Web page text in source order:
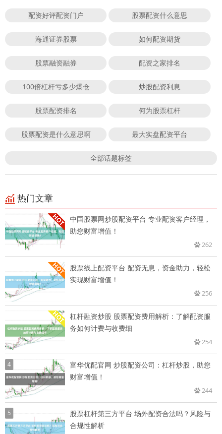
配资好评配资门户 股票配资什么意思
海通证券股票 如何配资期货
股票融资融券 配资之家排名
100倍杠杆亏多少爆仓 炒股配资利息
股票配资排名 何为股票杠杆
股票配资是什么意思啊 最大实盘配资平台
全部话题标签
热门文章
中国股票网炒股配资平台 专业配资客户经理，
助您财富增值！
262
股票线上配资平台 配资无息，资金助力，轻松
实现财富增值！
256
杠杆融资炒股 股票配资费用解析：了解配资服
务如何计费与收费细
254
4
富华优配官网 炒股配资公司：杠杆炒股，助您
财富增值！
244
5
股票杠杆第三方平台 场外配资合法吗？风险与
合规性解析